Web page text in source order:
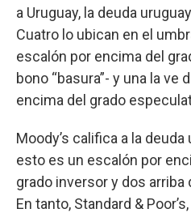
a Uruguay, la deuda
Cuatro lo ubican en el
escalón por encima del
bono “basura”- y una la ve
encima del grado
Moody’s califica a la
esto es un escalón por
grado inversor y dos
En tanto, Standard &